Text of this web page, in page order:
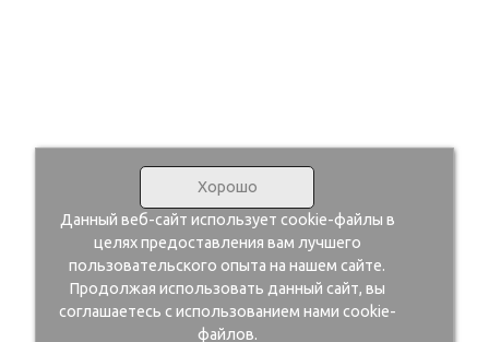
Хорошо
Данный веб-сайт использует cookie-файлы в
целях предоставления вам лучшего
пользовательского опыта на нашем сайте.
Продолжая использовать данный сайт, вы
соглашаетесь с использованием нами cookie-
файлов.